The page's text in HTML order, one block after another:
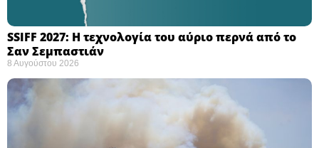
SSIFF 2027: Η τεχνολογία του αύριο περνά από το
Σαν Σεμπαστιάν ​
8 Αυγούστου 2026